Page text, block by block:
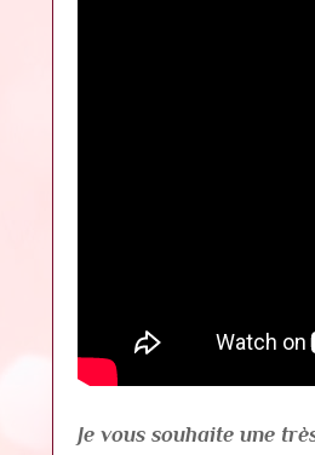
Je vous souhaite une